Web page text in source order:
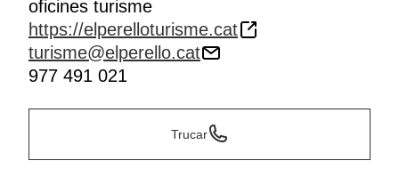
oficines turisme
https://elperelloturisme.cat
turisme@elperello.cat
977 491 021
Trucar